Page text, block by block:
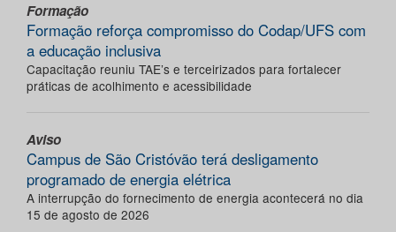
Formação
Formação reforça compromisso do Codap/UFS com
a educação inclusiva
Capacitação reuniu TAE’s e terceirizados para fortalecer
práticas de acolhimento e acessibilidade
Aviso
Campus de São Cristóvão terá desligamento
programado de energia elétrica
A interrupção do fornecimento de energia acontecerá no dia
15 de agosto de 2026